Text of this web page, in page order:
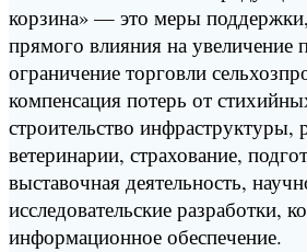
корзина» — это меры
прямого влияния на увеличение
ограничение торговли
компенсация потерь от
строительство инфраструктуры,
ветеринарии, страхование,
выставочная деятельность,
исследовательские разработки,
информационное обеспечение.